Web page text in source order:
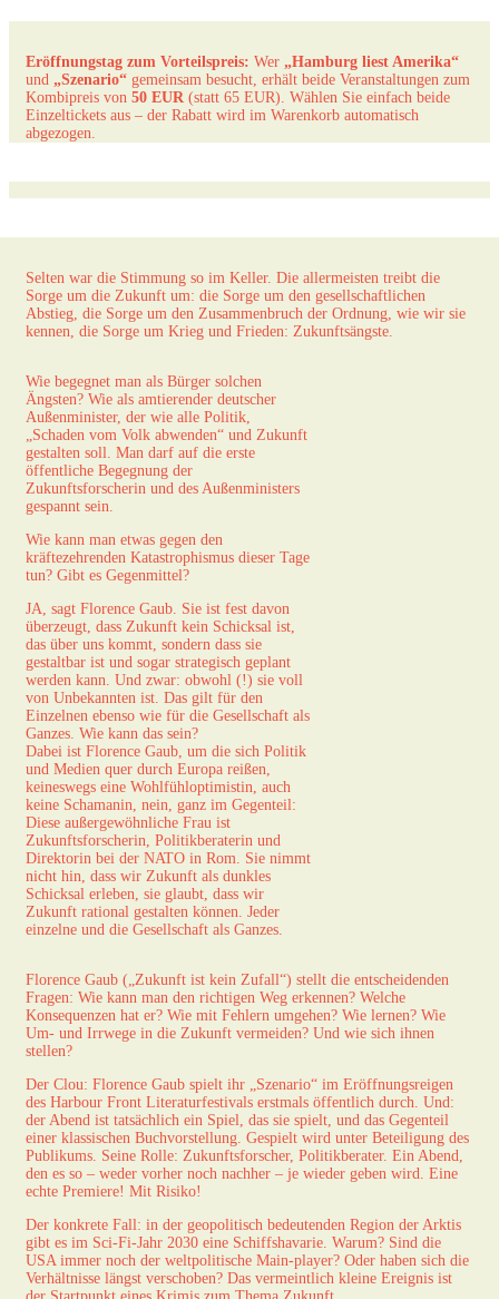
Eröffnungstag zum Vorteilspreis: Wer „Hamburg liest Amerika“
und „Szenario“ gemeinsam besucht, erhält beide Veranstaltungen zum
Kombipreis von 50 EUR (statt 65 EUR). Wählen Sie einfach beide
Einzeltickets aus – der Rabatt wird im Warenkorb automatisch
abgezogen.
Selten war die Stimmung so im Keller. Die allermeisten treibt die
Sorge um die Zukunft um: die Sorge um den gesellschaftlichen
Abstieg, die Sorge um den Zusammenbruch der Ordnung, wie wir sie
kennen, die Sorge um Krieg und Frieden: Zukunftsängste.
Wie begegnet man als Bürger solchen
Ängsten? Wie als amtierender deutscher
Außenminister, der wie alle Politik,
„Schaden vom Volk abwenden“ und Zukunft
gestalten soll. Man darf auf die erste
öffentliche Begegnung der
Zukunftsforscherin und des Außenministers
gespannt sein.
Wie kann man etwas gegen den
kräftezehrenden Katastrophismus dieser Tage
tun? Gibt es Gegenmittel?
JA, sagt Florence Gaub. Sie ist fest davon
überzeugt, dass Zukunft kein Schicksal ist,
das über uns kommt, sondern dass sie
gestaltbar ist und sogar strategisch geplant
werden kann. Und zwar: obwohl (!) sie voll
von Unbekannten ist. Das gilt für den
Einzelnen ebenso wie für die Gesellschaft als
Ganzes. Wie kann das sein?
Dabei ist Florence Gaub, um die sich Politik
und Medien quer durch Europa reißen,
keineswegs eine Wohlfühloptimistin, auch
keine Schamanin, nein, ganz im Gegenteil:
Diese außergewöhnliche Frau ist
Zukunftsforscherin, Politikberaterin und
Direktorin bei der NATO in Rom. Sie nimmt
nicht hin, dass wir Zukunft als dunkles
Schicksal erleben, sie glaubt, dass wir
Zukunft rational gestalten können. Jeder
einzelne und die Gesellschaft als Ganzes.
Florence Gaub („Zukunft ist kein Zufall“) stellt die entscheidenden
Fragen: Wie kann man den richtigen Weg erkennen? Welche
Konsequenzen hat er? Wie mit Fehlern umgehen? Wie lernen? Wie
Um- und Irrwege in die Zukunft vermeiden? Und wie sich ihnen
stellen?
Der Clou: Florence Gaub spielt ihr „Szenario“ im Eröffnungsreigen
des Harbour Front Literaturfestivals erstmals öffentlich durch. Und:
der Abend ist tatsächlich ein Spiel, das sie spielt, und das Gegenteil
einer klassischen Buchvorstellung. Gespielt wird unter Beteiligung des
Publikums. Seine Rolle: Zukunftsforscher, Politikberater. Ein Abend,
den es so – weder vorher noch nachher – je wieder geben wird. Eine
echte Premiere! Mit Risiko!
Der konkrete Fall: in der geopolitisch bedeutenden Region der Arktis
gibt es im Sci-Fi-Jahr 2030 eine Schiffshavarie. Warum? Sind die
USA immer noch der weltpolitische Main-player? Oder haben sich die
Verhältnisse längst verschoben? Das vermeintlich kleine Ereignis ist